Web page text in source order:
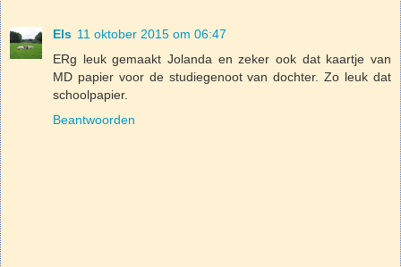
Els 11 oktober 2015 om 06:47
ERg leuk gemaakt Jolanda en zeker ook dat kaartje van
MD papier voor de studiegenoot van dochter. Zo leuk dat
schoolpapier.
Beantwoorden